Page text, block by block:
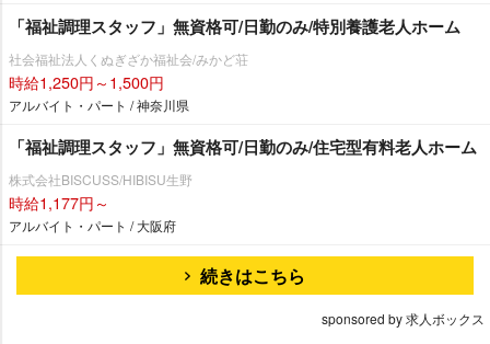
「福祉調理スタッフ」無資格可/日勤のみ/特別養護老人ホーム
社会福祉法人くぬぎざか福祉会/みかど荘
時給1,250円～1,500円
アルバイト・パート / 神奈川県
「福祉調理スタッフ」無資格可/日勤のみ/住宅型有料老人ホーム
株式会社BISCUSS/HIBISU生野
時給1,177円～
アルバイト・パート / 大阪府
続きはこちら
sponsored by 求人ボックス